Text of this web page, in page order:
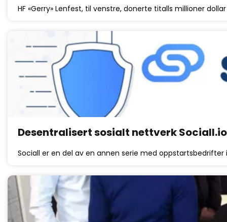
HF «Gerry» Lenfest, til venstre, donerte titalls millioner
Desentralisert sosialt nettverk
Sociall er en del av en annen serie med